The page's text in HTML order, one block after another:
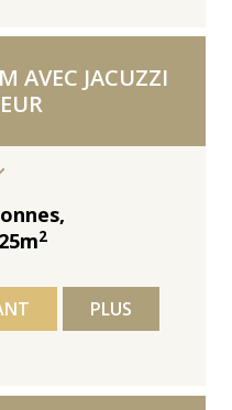
AVEC JACUZZI
2
PLUS